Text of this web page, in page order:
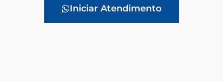
Iniciar Atendimento